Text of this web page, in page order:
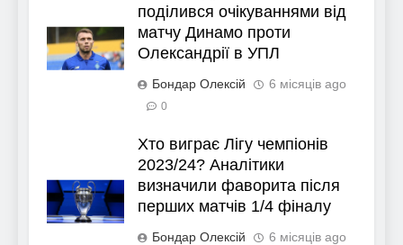
поділився очікуваннями від
матчу Динамо проти
Олександрії в УПЛ
Бондар Олексій 6 місяців ago
0
Хто виграє Лігу чемпіонів
2023/24? Аналітики
визначили фаворита після
перших матчів 1/4 фіналу
Бондар Олексій 6 місяців ago